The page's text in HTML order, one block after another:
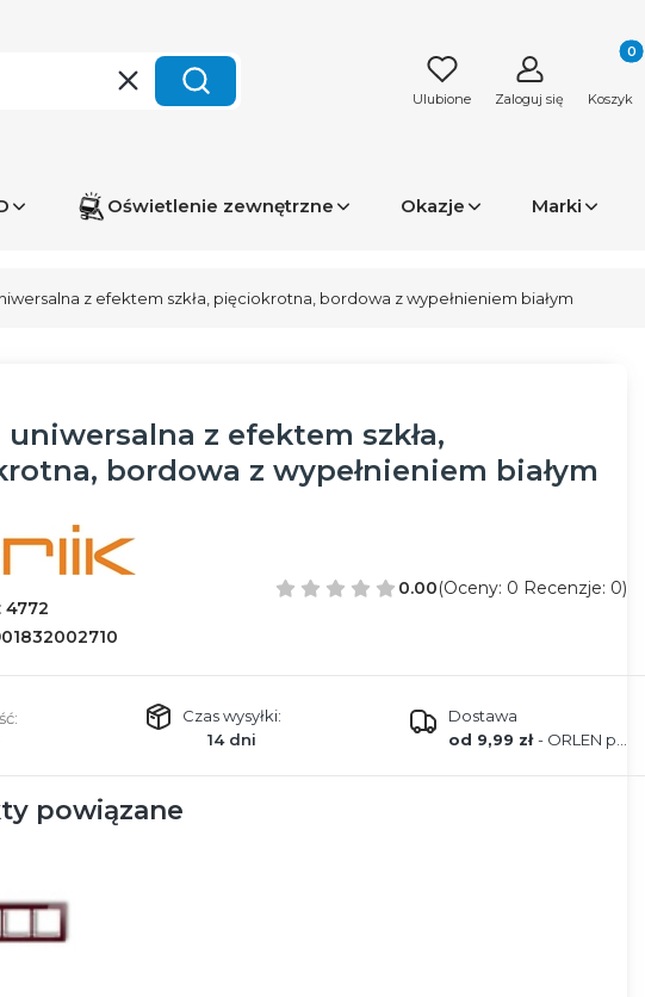
WyczyśćSzukaj Ulubione Zaloguj się Koszyk
Oświetlenie zewnętrzne Okazje Marki
z efektem szkła, pięciokrotna, bordowa z wypełnieniem białym
uniwersalna z efektem szkła,
bordowa z wypełnieniem białym
4772
0.00(Oceny: 0 Recenzje: 0)
Czas wysyłki:
14 dni
Dostawa
od 9,99 zł- ORLEN paczka
powiązane